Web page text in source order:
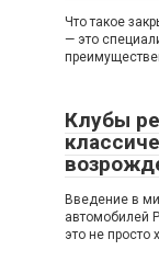
Что такое
— это
Клубы
Введение в
автомобилей
это не просто